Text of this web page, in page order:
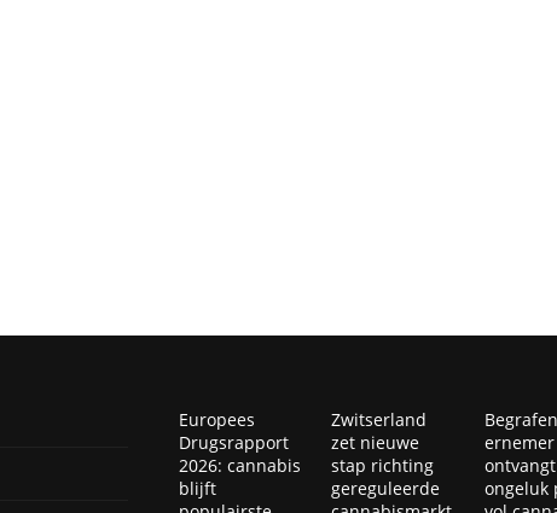
Europees
Drugsrapport
2026: cannabis
blijft
Zwitserland
zet nieuwe
stap richting
gereguleerde
ernemer
ongeluk